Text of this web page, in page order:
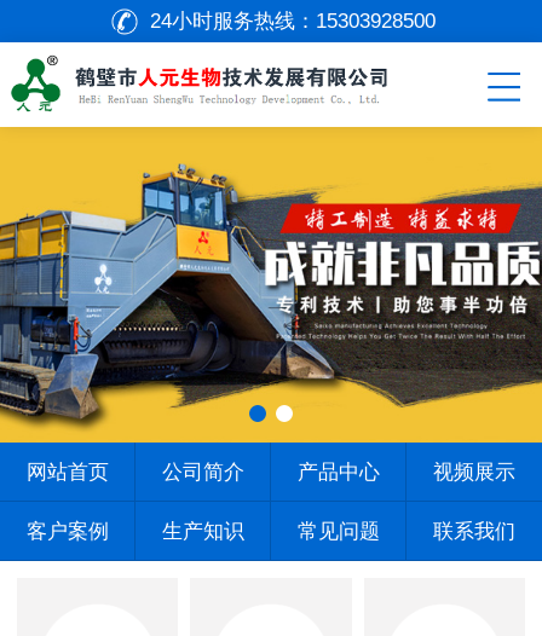
24小时服务热线： 15303928500
网站首页 公司简介 产品中心 视频展示
客户案例 生产知识 常见问题 联系我们